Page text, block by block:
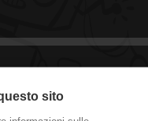
veste Prada
sito